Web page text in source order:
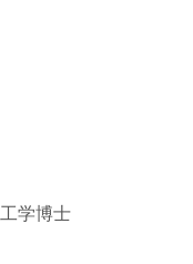
学博士